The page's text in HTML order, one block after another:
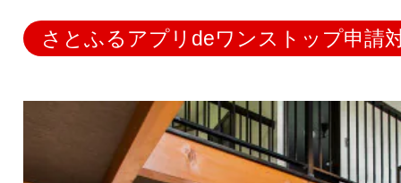
さとふるアプリdeワンストップ申請